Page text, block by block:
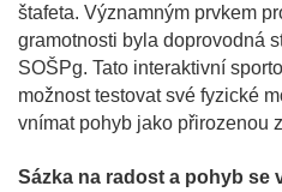
štafeta. Významným prvkem
gramotnosti byla doprovodná
SOŠPg. Tato interaktivní
možnost testovat své fyzické
vnímat pohyb jako přirozenou
Sázka na radost a pohyb se